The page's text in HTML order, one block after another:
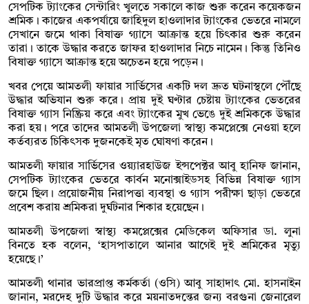
সেপটিক ট্যাংকের সেন্টারিং খুলতে সকালে কাজ শুরু করেন কয়েকজন
শ্রমিক। কাজের একপর্যায়ে জাহিদুল হাওলাদার ট্যাংকের ভেতরে নামলে
সেখানে জমে থাকা বিষাক্ত গ্যাসে আক্রান্ত হয়ে চিৎকার শুরু করেন
তারা। তাকে উদ্ধার করতে জাফর হাওলাদার নিচে নামেন। কিন্তু তিনিও
বিষাক্ত গ্যাসে আক্রান্ত হয়ে অচেতন হয়ে পড়েন।
খবর পেয়ে আমতলী ফায়ার সার্ভিসের একটি দল দ্রুত ঘটনাস্থলে পৌঁছে
উদ্ধার অভিযান শুরু করে। প্রায় দুই ঘণ্টার চেষ্টায় ট্যাংকের ভেতরের
বিষাক্ত গ্যাস নিষ্ক্রিয় করে এবং ট্যাংকের মুখ ভেঙে দুই শ্রমিককে উদ্ধার
করা হয়। পরে তাদের আমতলী উপজেলা স্বাস্থ্য কমপ্লেক্সে নেওয়া হলে
কর্তব্যরত চিকিৎসক দুজনকেই মৃত ঘোষণা করেন।
আমতলী ফায়ার সার্ভিসের ওয়্যারহাউজ ইন্সপেক্টর আবু হানিফ জানান,
সেপটিক ট্যাংকের ভেতরে কার্বন মনোক্সাইডসহ বিভিন্ন বিষাক্ত গ্যাস
জমে ছিল। প্রয়োজনীয় নিরাপত্তা ব্যবস্থা ও গ্যাস পরীক্ষা ছাড়া ভেতরে
প্রবেশ করায় শ্রমিকরা দুর্ঘটনার শিকার হয়েছেন।
আমতলী উপজেলা স্বাস্থ্য কমপ্লেক্সের মেডিকেল অফিসার ডা. লুনা
বিনতে হক বলেন, ‘হাসপাতালে আনার আগেই দুই শ্রমিকের মৃত্যু
হয়েছে।’
আমতলী থানার ভারপ্রাপ্ত কর্মকর্তা (ওসি) আবু সাহাদাৎ মো. হাসনাইন
জানান, মরদেহ দুটি উদ্ধার করে ময়নাতদন্তের জন্য বরগুনা জেনারেল